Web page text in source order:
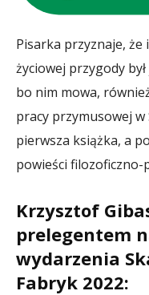
Pisarka przyznaje, że
życiowej przygody był
bo nim mowa,
pracy przymusowej
pierwsza książka, a
powieści filozoficzno-
Krzysztof
prelegentem
wydarzenia
Fabryk 2022: